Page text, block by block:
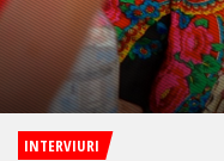
INTERVIURI